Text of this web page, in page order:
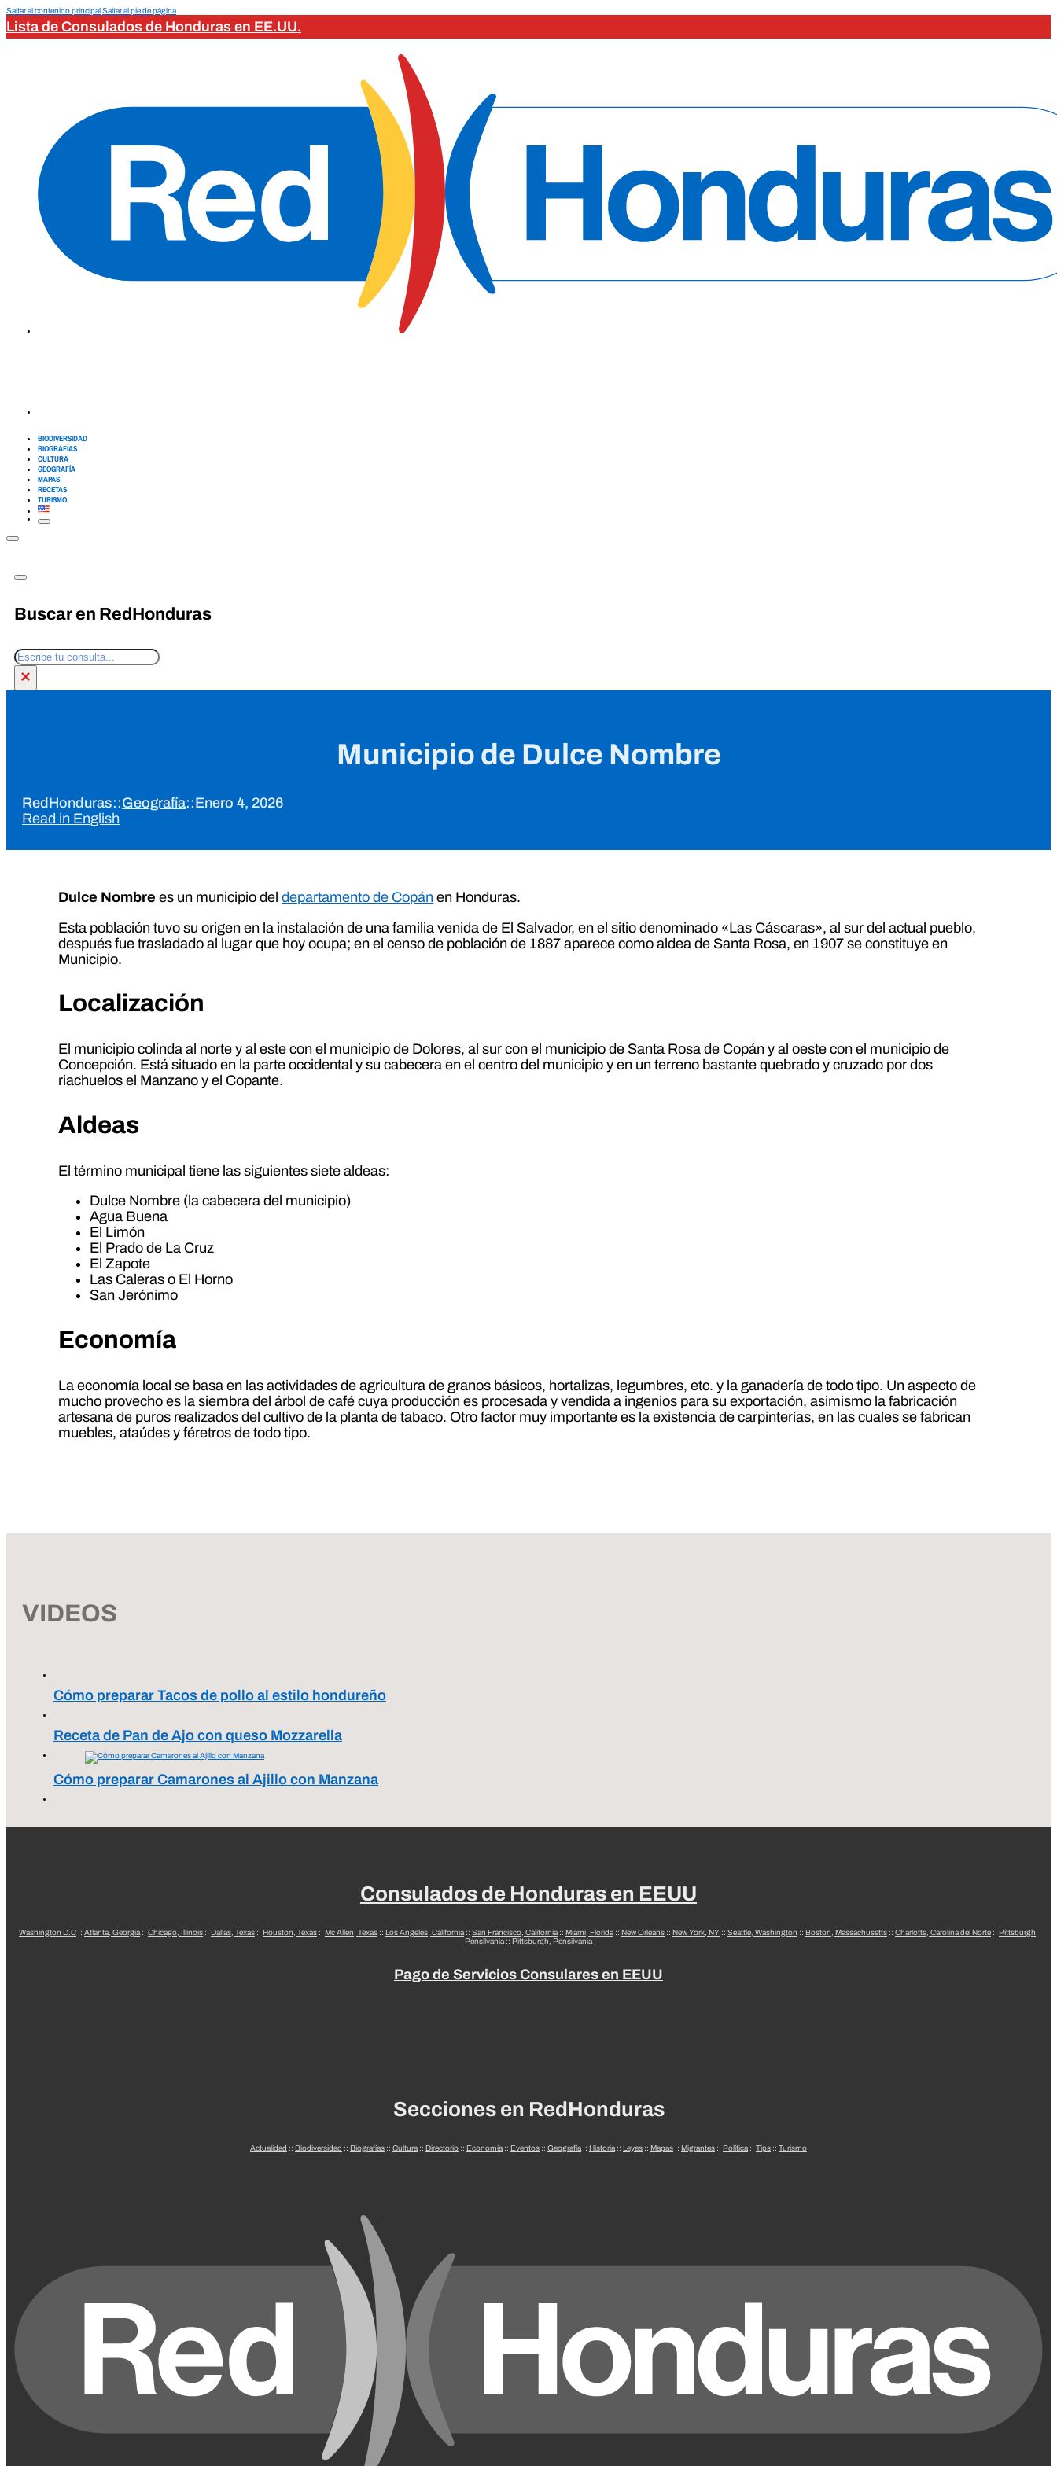
Saltar al contenido principalSaltar al pie de página
Lista de Consulados de Honduras en EE.UU.
BIODIVERSIDAD
BIOGRAFÍAS
CULTURA
GEOGRAFÍA
MAPAS
RECETAS
TURISMO
Buscar en RedHonduras
Buscar
×
Municipio de Dulce Nombre
RedHonduras::Geografía::Enero 4, 2026
Read in English
Dulce Nombre es un municipio deldepartamento de Copán en Honduras.
Esta población tuvo su origen en la instalación de una familia venida de El Salvador, en el sitio denominado «Las Cáscaras», al sur del actual pueblo,
después fue trasladado al lugar que hoy ocupa; en el censo de población de 1887 aparece como aldea de Santa Rosa, en 1907 se constituye en
Municipio.
Localización
El municipio colinda al norte y al este con el municipio de Dolores, al sur con el municipio de Santa Rosa de Copán y al oeste con el municipio de
Concepción. Está situado en la parte occidental y su cabecera en el centro del municipio y en un terreno bastante quebrado y cruzado por dos
riachuelos el Manzano y el Copante.
Aldeas
El término municipal tiene las siguientes siete aldeas:
Dulce Nombre (la cabecera del municipio)
Agua Buena
El Limón
El Prado de La Cruz
El Zapote
Las Caleras o El Horno
San Jerónimo
Economía
La economía local se basa en las actividades de agricultura de granos básicos, hortalizas, legumbres, etc. y la ganadería de todo tipo. Un aspecto de
mucho provecho es la siembra del árbol de café cuya producción es procesada y vendida a ingenios para su exportación, asimismo la fabricación
artesana de puros realizados del cultivo de la planta de tabaco. Otro factor muy importante es la existencia de carpinterías, en las cuales se fabrican
muebles, ataúdes y féretros de todo tipo.
VIDEOS
Cómo preparar Tacos de pollo al estilo hondureño
Receta de Pan de Ajo con queso Mozzarella
Cómo preparar Camarones al Ajillo con Manzana
Consulados de Honduras en EEUU
Washington D.C :: Atlanta, Georgia:: Chicago, Illinois :: Dallas, Texas :: Houston, Texas :: Mc Allen, Texas :: Los Angeles, California:: San Francisco, California:: Miami, Florida:: New Orleans :: New York, NY :: Seattle, Washington :: Boston, Massachusetts :: Charlotte, Carolina del Norte :: Pittsburgh,
Pensilvania:: Pittsburgh, Pensilvania
Pago de Servicios Consulares en EEUU
Secciones en RedHonduras
Actualidad :: Biodiversidad :: Biografías :: Cultura :: Directorio :: Economía :: Eventos :: Geografía :: Historia :: Leyes :: Mapas :: Migrantes :: Política :: Tips :: Turismo